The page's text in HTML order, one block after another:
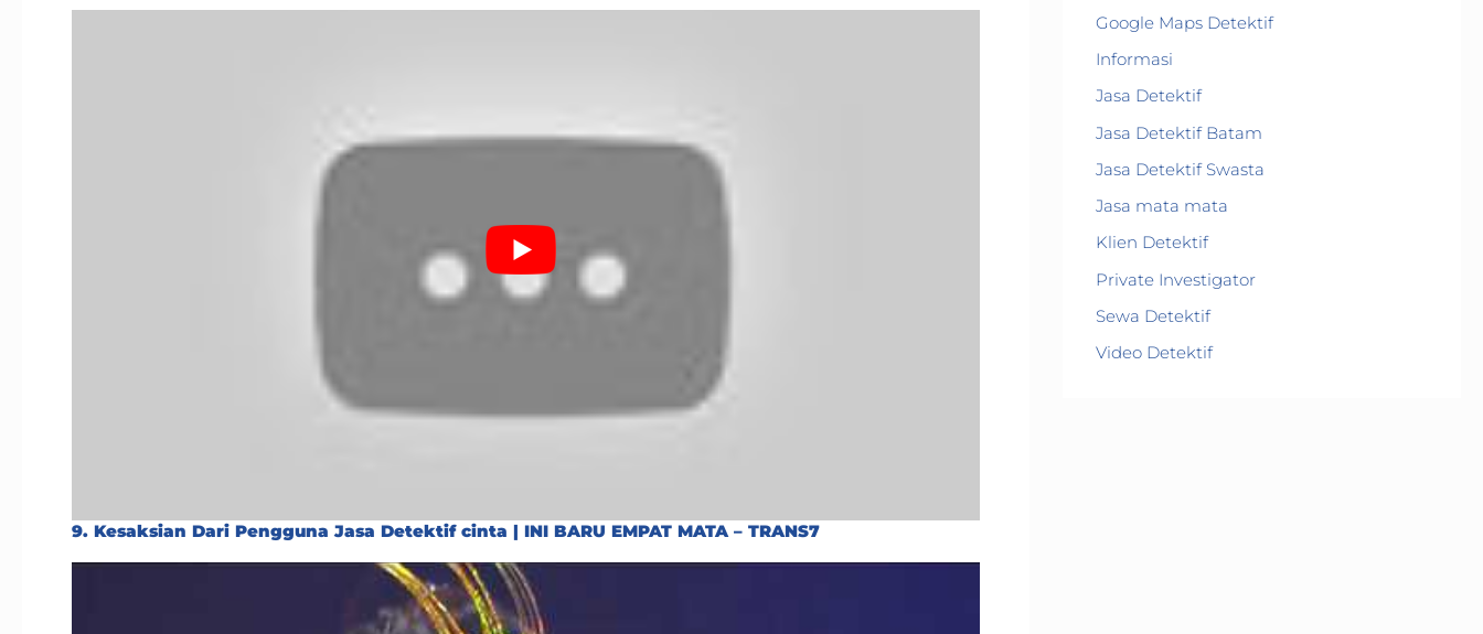
9. Kesaksian Dari Pengguna Jasa Detektif cinta | INI BARU EMPAT MATA – TRANS7
Google Maps Detektif
Informasi
Jasa Detektif
Jasa Detektif Batam
Jasa Detektif Swasta
Jasa mata mata
Klien Detektif
Private Investigator
Sewa Detektif
Video Detektif